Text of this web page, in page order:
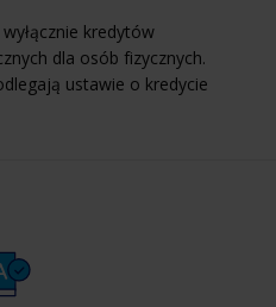
kredytów
dla osób fizycznych.
ustawie o kredycie